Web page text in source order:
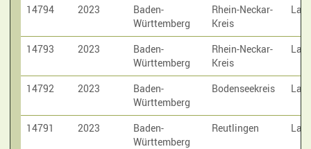
14794 2023
Baden-
Württemberg
Rhein-Neckar-
Kreis
14793 2023
Baden-
Württemberg
Rhein-Neckar-
Kreis
14792 2023
Baden-
Württemberg
Bodenseekreis
14791 2023
Baden-
Württemberg
Reutlingen